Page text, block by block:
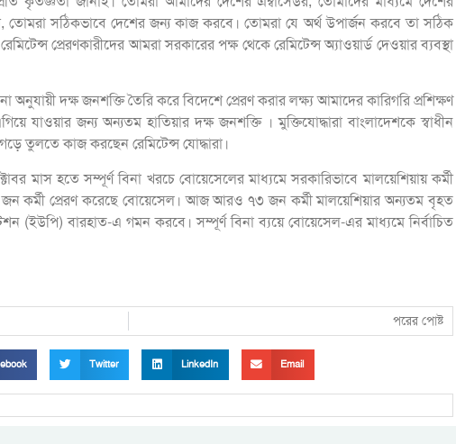
তোমরা সঠিকভাবে দেশের জন্য কাজ করবে। তোমরা যে অর্থ উপার্জন করবে তা সঠিক
প্রেরণকারীদের আমরা সরকারের পক্ষ থেকে রেমিটেন্স অ্যাওয়ার্ড দেওয়ার ব্যবস্থা
অনুযায়ী দক্ষ জনশক্তি তৈরি করে বিদেশে প্রেরণ করার লক্ষ্য আমাদের কারিগরি প্রশিক্ষণ
যাওয়ার জন্য অন্যতম হাতিয়ার দক্ষ জনশক্তি । মুক্তিযোদ্ধারা বাংলাদেশকে স্বাধীন
তুলতে কাজ করছেন রেমিটেন্স যোদ্ধারা।
মাস হতে সম্পূর্ণ বিনা খরচে বোয়েসেলের মাধ্যমে সরকারিভাবে মালয়েশিয়ায় কর্মী
কর্মী প্রেরণ করেছে বোয়েসেল। আজ আরও ৭৩ জন কর্মী মালয়েশিয়ার অন্যতম বৃহত
(ইউপি) বারহাত-এ গমন করবে। সম্পূর্ণ বিনা ব্যয়ে বোয়েসেল-এর মাধ্যমে নির্বাচিত
পরের পোষ্ট
Twitter LinkedIn Email